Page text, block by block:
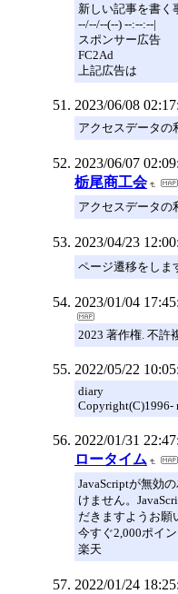
新しい記事を書く
--/--/--(--) --:--:--|
スポンサー広告
FC2Ad
上記広告は
2023/06/08
アクセスデータの
2023/06/07
栃尾商工会
アクセスデータの
2023/04/23
ページ遷移をしま
2023/01/04
2023 著作権. 不許
2022/05/22
diary
Copyright(C)1996-
2022/01/31
ロータイム
JavaScriptが無効
けません。
だきますようお願
今すぐ2,000ポイン
楽天
2022/01/24